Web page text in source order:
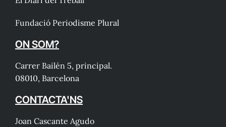
Fundació Periodisme Plural
ON SOM?
Carrer Bailén 5, principal.
08010, Barcelona
CONTACTA'NS
Joan Cascante Agudo